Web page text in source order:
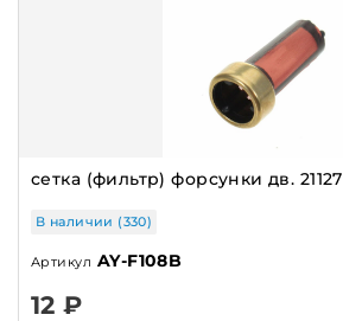
сетка (фильтр) форсунки дв. 21127
В наличии (330)
Артикул AY-F108B
12 ₽